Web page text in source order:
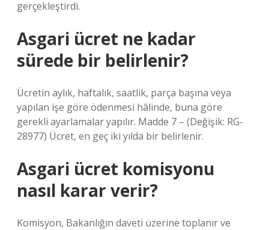
gerçekleştirdi.
Asgari ücret ne kadar
sürede bir belirlenir?
Ücretin aylık, haftalık, saatlik, parça başına veya
yapılan işe göre ödenmesi hâlinde, buna göre
gerekli ayarlamalar yapılır. Madde 7 – (Değişik: RG-
28977) Ücret, en geç iki yılda bir belirlenir.
Asgari ücret komisyonu
nasıl karar verir?
Komisyon, Bakanlığın daveti üzerine toplanır ve